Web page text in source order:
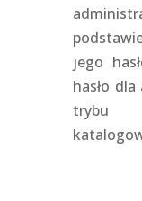
jego
hasło
trybu